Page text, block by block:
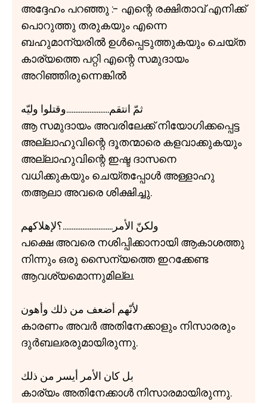
അദ്ദേഹം പറഞ്ഞു :- എന്റെ രക്ഷിതാവ് എനിക്ക്
പൊറുത്തു തരുകയും എന്നെ
ബഹുമാന്യരിൽ ഉൾപ്പെടുത്തുകയും ചെയ്ത
കാര്യത്തെ പറ്റി എന്റെ സമുദായം
അറിഞ്ഞിരുന്നെങ്കിൽ
ثمّ انتقم........................وقتلوا وليّه
ആ സമുദായം അവരിലേക്ക് നിയോഗിക്കപ്പെട്ട
അല്ലാഹുവിന്റെ ദൂതന്മാരെ കളവാക്കുകയും
അല്ലാഹുവിന്റെ ഇഷ്ട ദാസനെ
വധിക്കുകയും ചെയ്തപ്പോൾ അള്ളാഹു
തആലാ അവരെ ശിക്ഷിച്ചു.
ولكنّ الأمر............................؟لإهلاكهم
പക്ഷെ അവരെ നശിപ്പിക്കാനായി ആകാശത്തു
നിന്നും ഒരു സൈന്യത്തെ ഇറക്കേണ്ട
ആവശ്യമൊന്നുമില്ല.
لأنّهم أضعف من ذلك وأهون
കാരണം അവർ അതിനേക്കാളും നിസാരരും
ദുർബലരരുമായിരുന്നു.
بل كان الأمر أيسر من ذلك
കാര്യം അതിനേക്കാൾ നിസാരമായിരുന്നു.